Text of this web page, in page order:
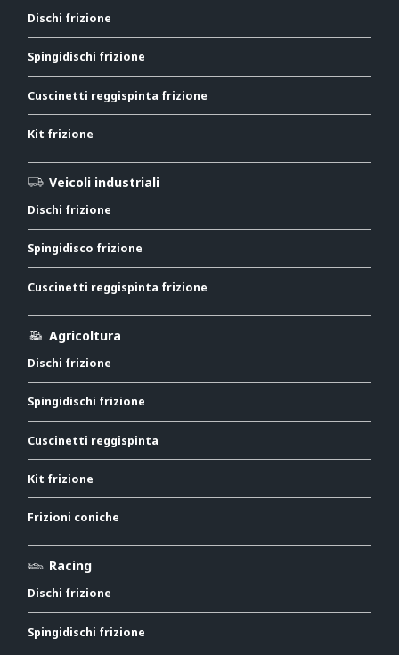
Dischi frizione
Spingidischi frizione
Cuscinetti reggispinta frizione
Kit frizione
Veicoli industriali
Dischi frizione
Spingidisco frizione
Cuscinetti reggispinta frizione
Agricoltura
Dischi frizione
Spingidischi frizione
Cuscinetti reggispinta
Kit frizione
Frizioni coniche
Racing
Dischi frizione
Spingidischi frizione